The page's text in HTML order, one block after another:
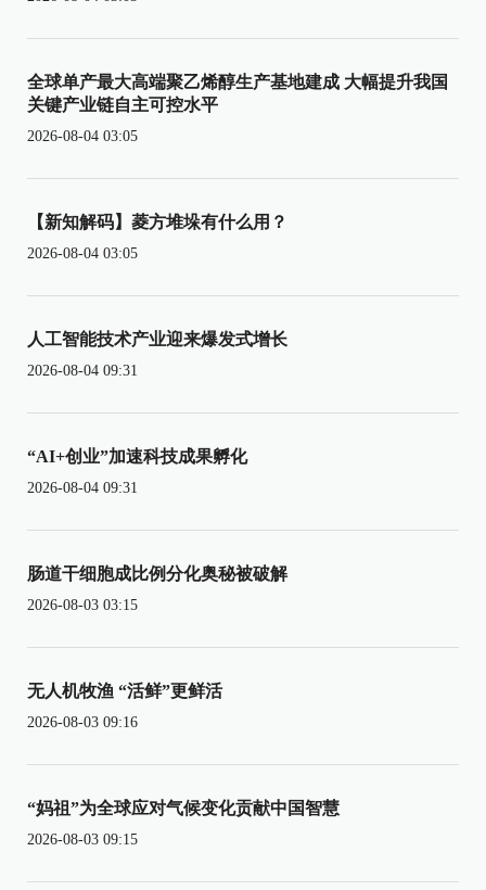
全球单产最大高端聚乙烯醇生产基地建成 大幅提升我国
关键产业链自主可控水平
2026-08-04 03:05
【新知解码】菱方堆垛有什么用？
2026-08-04 03:05
人工智能技术产业迎来爆发式增长
2026-08-04 09:31
“AI+创业”加速科技成果孵化
2026-08-04 09:31
肠道干细胞成比例分化奥秘被破解
2026-08-03 03:15
无人机牧渔 “活鲜”更鲜活
2026-08-03 09:16
“妈祖”为全球应对气候变化贡献中国智慧
2026-08-03 09:15